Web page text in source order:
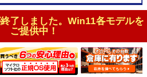
了しました。Win11各モデルを
ご提供中！